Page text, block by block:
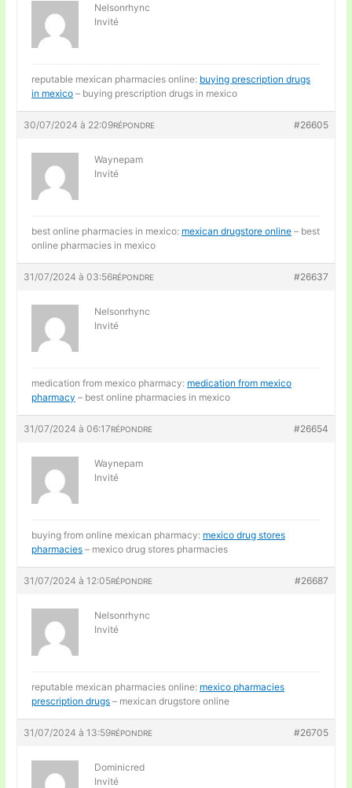
Nelsonrhync
Invité
reputable mexican pharmacies online: buying prescription drugs
in mexico – buying prescription drugs in mexico
30/07/2024 à 22:09 #26605
RÉPONDRE
Waynepam
Invité
best online pharmacies in mexico: mexican drugstore online – best
online pharmacies in mexico
31/07/2024 à 03:56 #26637
RÉPONDRE
Nelsonrhync
Invité
medication from mexico pharmacy: medication from mexico
pharmacy – best online pharmacies in mexico
31/07/2024 à 06:17 #26654
RÉPONDRE
Waynepam
Invité
buying from online mexican pharmacy: mexico drug stores
pharmacies – mexico drug stores pharmacies
31/07/2024 à 12:05 #26687
RÉPONDRE
Nelsonrhync
Invité
reputable mexican pharmacies online: mexico pharmacies
prescription drugs – mexican drugstore online
31/07/2024 à 13:59 #26705
RÉPONDRE
Dominicred
Invité